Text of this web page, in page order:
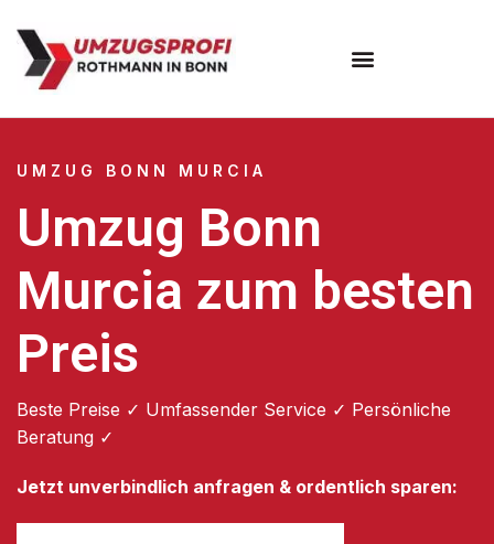
UMZUG BONN MURCIA
Umzug Bonn
Murcia zum besten
Preis
Beste Preise ✓ Umfassender Service ✓ Persönliche
Beratung ✓
Jetzt unverbindlich anfragen & ordentlich sparen: